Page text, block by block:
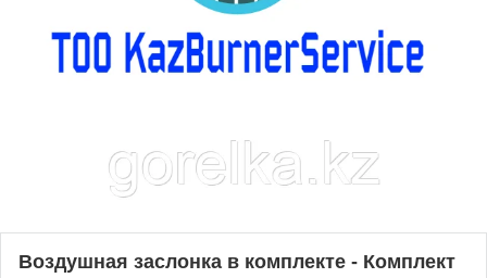
Воздушная заслонка в комплекте - Комплект